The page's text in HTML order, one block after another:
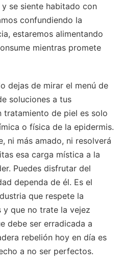
se siente habitado con
confundiendo la
estaremos alimentando
mientras promete
dejas de mirar el menú de
soluciones a tus
tratamiento de piel es solo
o física de la epidermis.
ni más amado, ni resolverá
esa carga mística a la
Puedes disfrutar del
dependa de él. Es el
que respete la
que no trate la vejez
debe ser erradicada a
rebelión hoy en día es
a no ser perfectos.